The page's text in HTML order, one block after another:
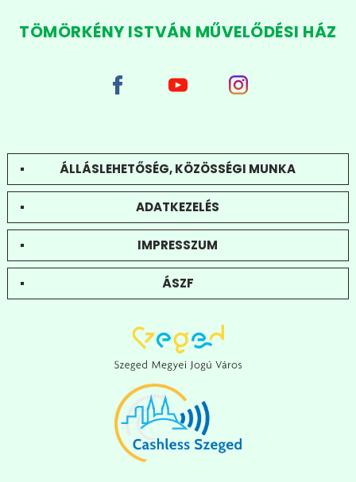
TÖMÖRKÉNY ISTVÁN MŰVELŐDÉSI HÁZ
ÁLLÁSLEHETŐSÉG, KÖZÖSSÉGI MUNKA
ADATKEZELÉS
IMPRESSZUM
ÁSZF